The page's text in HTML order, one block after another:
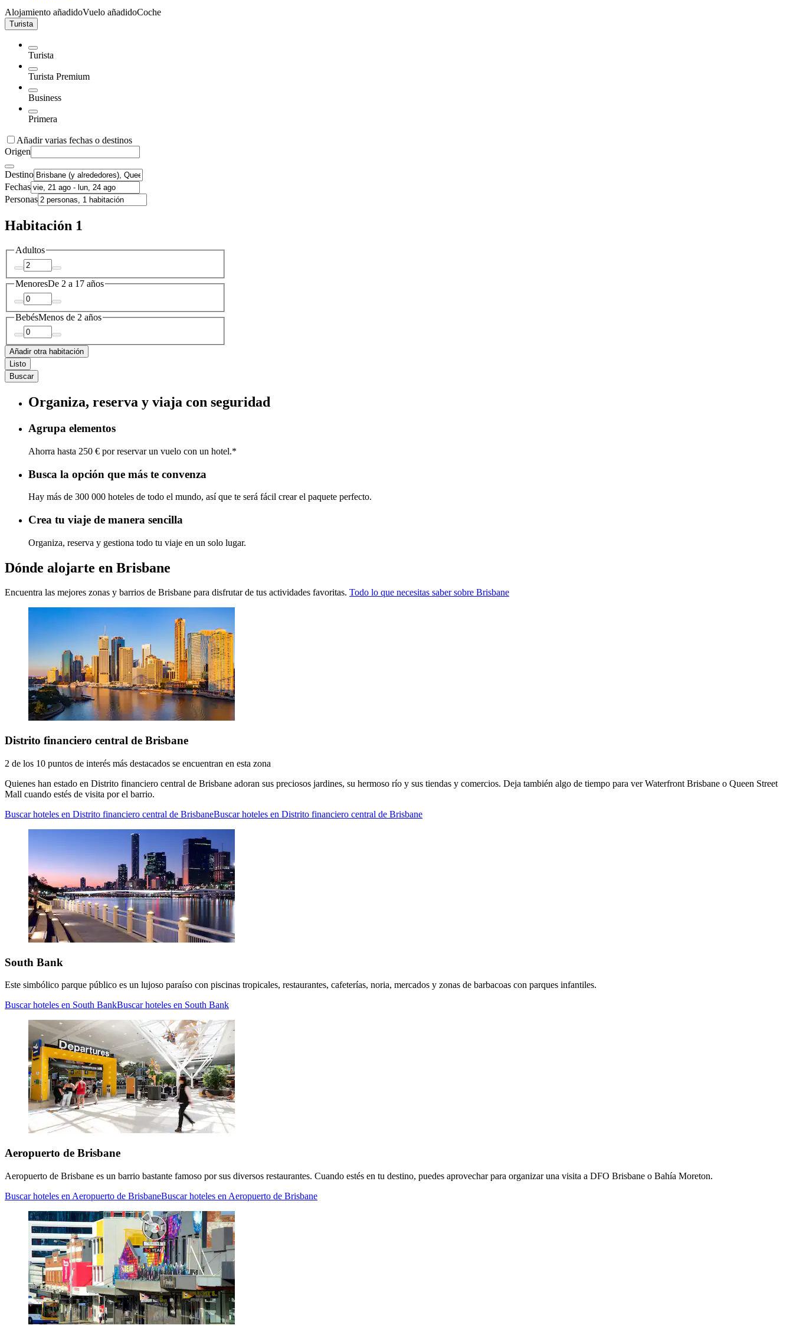
Alojamiento añadidoVuelo añadidoCoche
Turista
Turista
Turista Premium
Business
Primera
Añadir varias fechas o destinos
Origen
Destino
Fechas
Personas
Habitación 1
Adultos
MenoresDe 2 a 17 años
BebésMenos de 2 años
Añadir otra habitación
Listo
Buscar
Organiza, reserva y viaja con seguridad
Agrupa elementos
Ahorra hasta 250 € por reservar un vuelo con un hotel.*
Busca la opción que más te convenza
Hay más de 300 000 hoteles de todo el mundo, así que te será fácil crear el paquete perfecto.
Crea tu viaje de manera sencilla
Organiza, reserva y gestiona todo tu viaje en un solo lugar.
Dónde alojarte en Brisbane
Encuentra las mejores zonas y barrios de Brisbane para disfrutar de tus actividades favoritas. Todo lo que necesitas saber sobre Brisbane
Distrito financiero central de Brisbane
2 de los 10 puntos de interés más destacados se encuentran en esta zona
Quienes han estado en Distrito financiero central de Brisbane adoran sus preciosos jardines, su hermoso río y sus tiendas y comercios. Deja también algo de tiempo para ver Waterfront Brisbane o Queen Street
Mall cuando estés de visita por el barrio.
Buscar hoteles en Distrito financiero central de BrisbaneBuscar hoteles en Distrito financiero central de Brisbane
South Bank
Este simbólico parque público es un lujoso paraíso con piscinas tropicales, restaurantes, cafeterías, noria, mercados y zonas de barbacoas con parques infantiles.
Buscar hoteles en South BankBuscar hoteles en South Bank
Aeropuerto de Brisbane
Aeropuerto de Brisbane es un barrio bastante famoso por sus diversos restaurantes. Cuando estés en tu destino, puedes aprovechar para organizar una visita a DFO Brisbane o Bahía Moreton.
Buscar hoteles en Aeropuerto de BrisbaneBuscar hoteles en Aeropuerto de Brisbane